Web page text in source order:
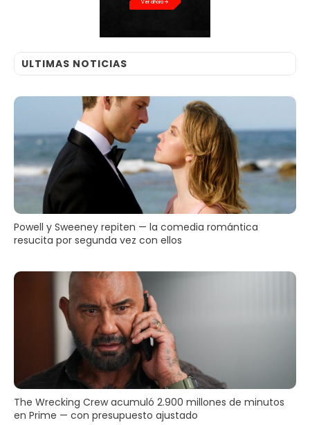
Ver ahora
ULTIMAS NOTICIAS
Powell y Sweeney repiten — la comedia romántica
resucita por segunda vez con ellos
The Wrecking Crew acumuló 2.900 millones de minutos
en Prime — con presupuesto ajustado